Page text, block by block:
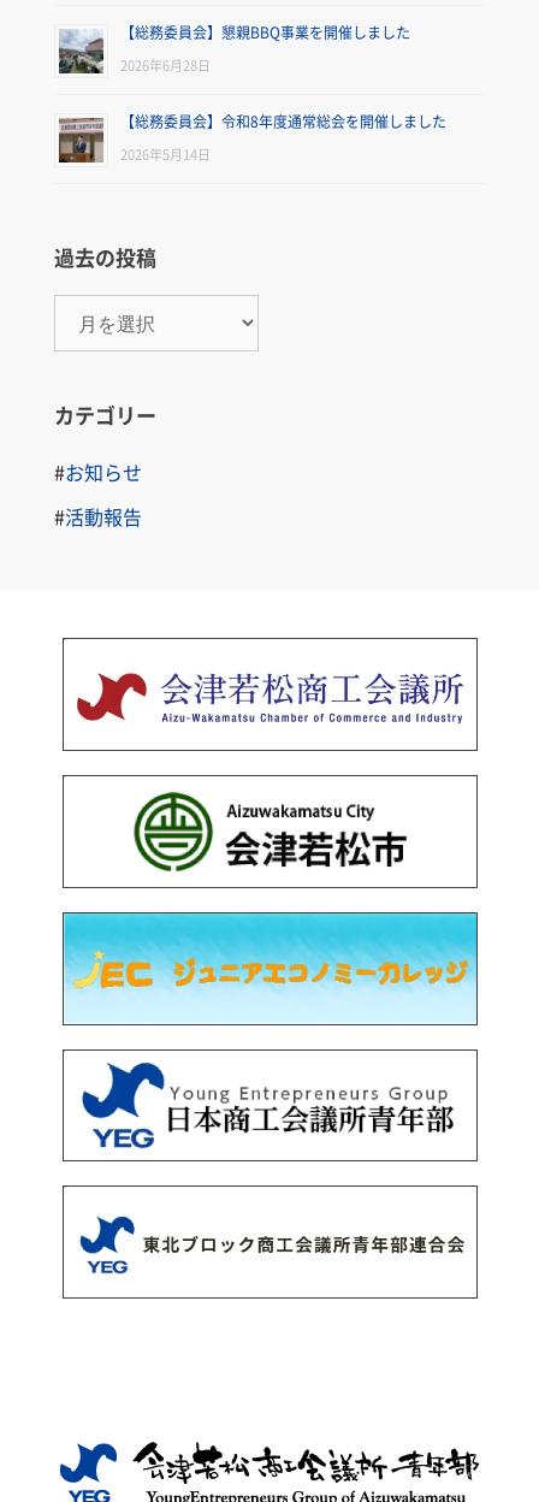
【総務委員会】懇親BBQ事業を開催しました
2026年6月28日
【総務委員会】令和8年度通常総会を開催しました
2026年5月14日
過去の投稿
去
投
稿
カテゴリー
#お知らせ
#活動報告